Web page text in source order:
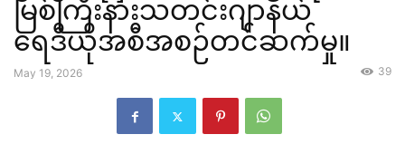
မြစ်ကြီးနားသတင်းဂျာနယ်
ရေဒီယိုအစီအစဉ်တင်ဆက်မှု။
May 19, 2026 39